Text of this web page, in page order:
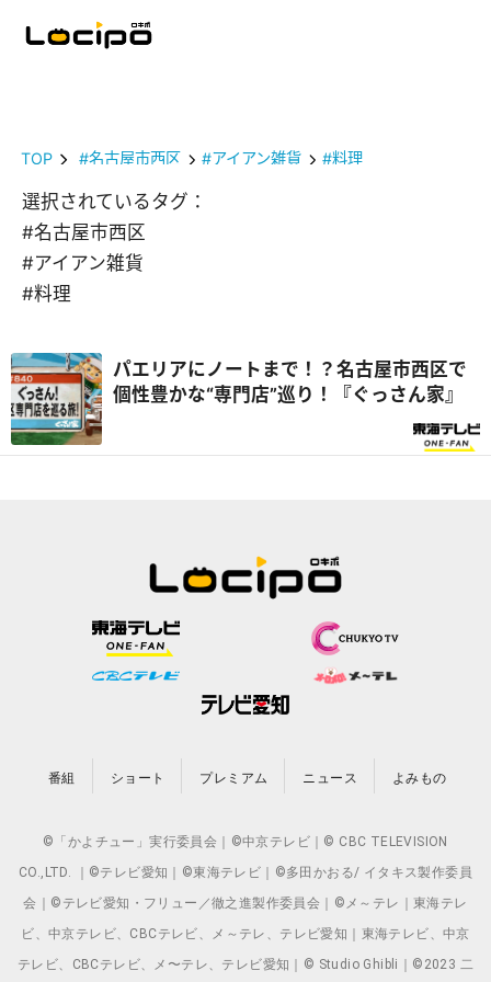
TOP #名古屋市西区 #アイアン雑貨 #料理
選択されているタグ：
#名古屋市西区
#アイアン雑貨
#料理
パエリアにノートまで！？名古屋市西区で
個性豊かな“専門店”巡り！『ぐっさん家』
番組 ショート プレミアム ニュース よみもの
©「かよチュー」実行委員会｜©中京テレビ｜© CBC TELEVISION
CO.,LTD. ｜©テレビ愛知｜©東海テレビ｜©多田かおる/ イタキス製作委員
会｜©テレビ愛知・フリュー／徹之進製作委員会｜©メ～テレ｜東海テレ
ビ、中京テレビ、CBCテレビ、メ～テレ、テレビ愛知｜東海テレビ、中京
テレビ、CBCテレビ、メ〜テレ、テレビ愛知｜© Studio Ghibli｜©2023 二